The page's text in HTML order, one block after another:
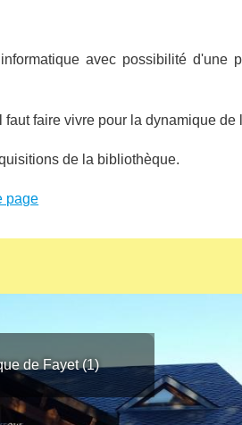
avec possibilité d'une
faire vivre pour la dynamique de
de la bibliothèque.
page
de Fayet (1)